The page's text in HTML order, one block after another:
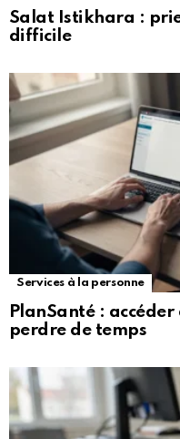
Salat Istikhara :
difficile
Services à la personne
PlanSanté : accéder
perdre de temps